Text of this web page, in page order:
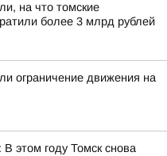
на что томские
более 3 млрд рублей
ограничение движения на
этом году Томск снова